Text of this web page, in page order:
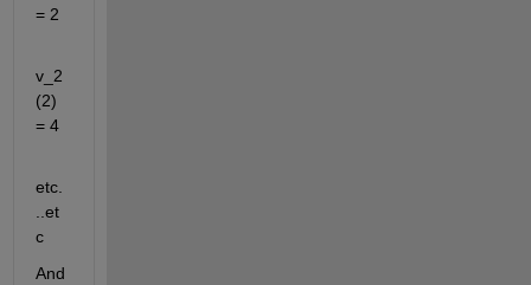
= 2
v_2
(2)
= 4
etc.
..et
c
And